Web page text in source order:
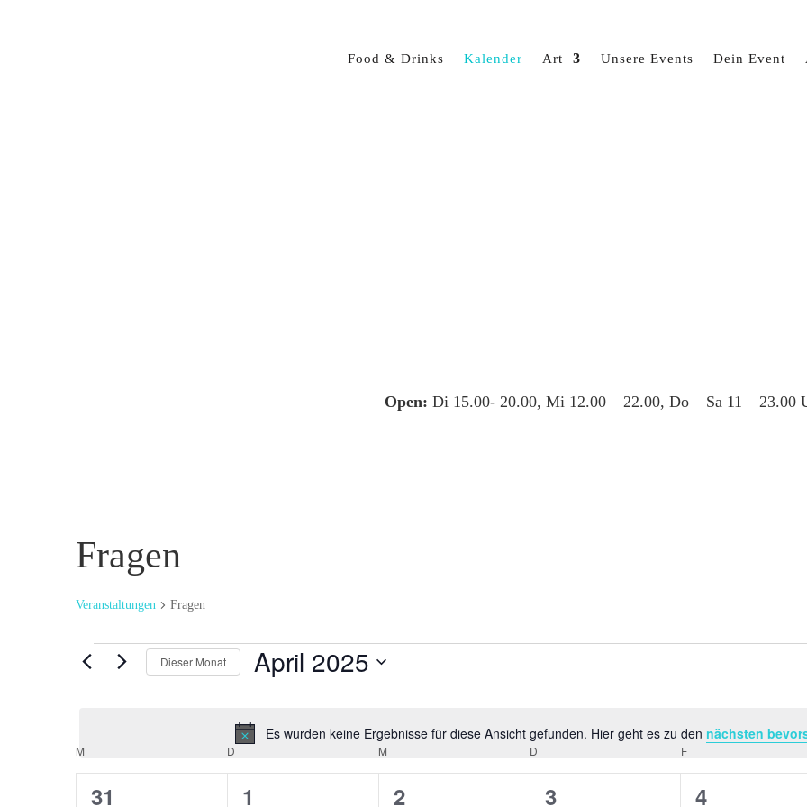
Food & Drinks Kalender Art Unsere Events Dein Event
Open: Di 15.00- 20.00, Mi 12.00 – 22.00, Do – Sa 11 – 23.00
Fragen
Veranstaltungen Fragen
Veranstaltungen
Hinweis
Es wurden keine Ergebnisse für diese Ansicht gefunden. Hier geht es zu den nächsten
Dieser Monat April 2025
Kalender
von
Veranstaltungen
M D M D F
0
31
0
1
0
2
0
3
0
4